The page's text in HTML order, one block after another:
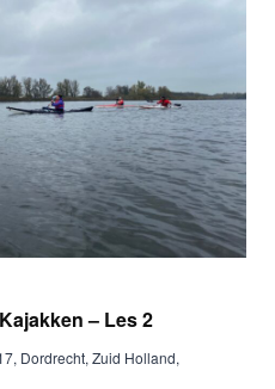
– Les 2
Dordrecht, Zuid Holland,